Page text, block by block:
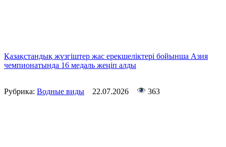
Қазақстандық жүзгіштер жас ерекшеліктері бойынша Азия
чемпионатында 16 медаль жеңіп алды
Рубрика: Водные виды 22.07.2026 363